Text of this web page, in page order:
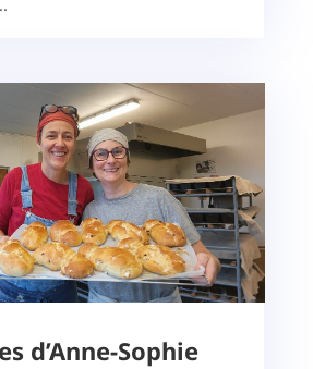
d’Anne-Sophie